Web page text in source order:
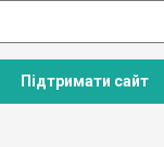
Підтримати сайт